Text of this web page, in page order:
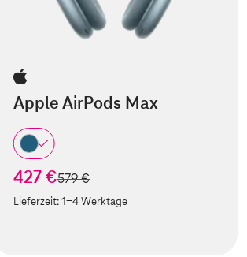
Apple AirPods Max
427 €statt
579 €
Lieferzeit:1-4 Werktage